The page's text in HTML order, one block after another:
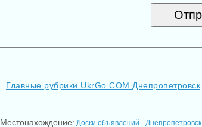
Главные рубрики UkrGo.COM Днепропетровск
Местонахождение: Доски объявлений - Днепропетровск